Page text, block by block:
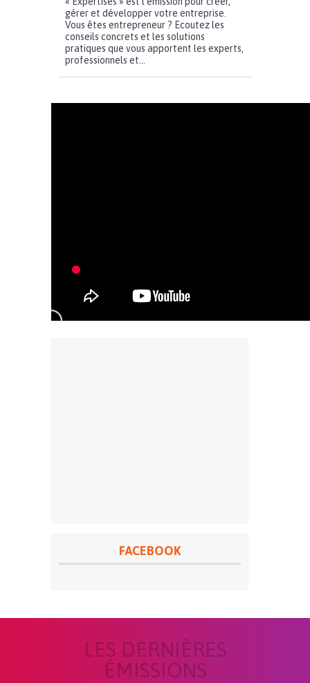
gérer et développer votre entreprise.
Vous êtes entrepreneur ? Ecoutez les
conseils concrets et les solutions
pratiques que vous apportent les experts,
professionnels et...
FACEBOOK
LES DERNIÈRES
ÉMISSIONS